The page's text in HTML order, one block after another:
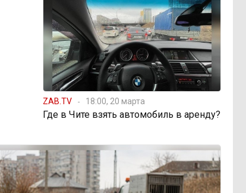
ZAB.TV 18:00, 20 марта
Где в Чите взять автомобиль в аренду?